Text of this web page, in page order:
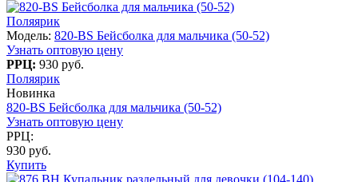
Поляярик
Модель: 820-BS Бейсболка для мальчика (50-52)
Узнать оптовую цену
РРЦ: 930 руб.
Поляярик
Новинка
820-BS Бейсболка для мальчика (50-52)
Узнать оптовую цену
РРЦ:
930 руб.
Купить